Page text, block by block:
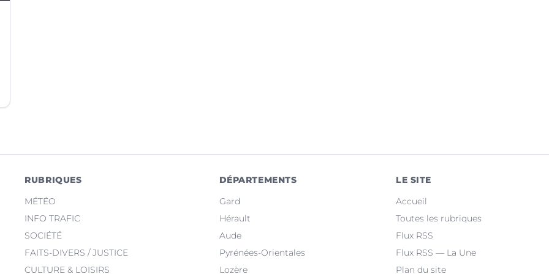
RUBRIQUES
MÉTÉO
INFO TRAFIC
SOCIÉTÉ
FAITS-DIVERS / JUSTICE
CULTURE & LOISIRS
DÉPARTEMENTS
Gard
Hérault
Aude
Pyrénées-Orientales
Lozère
LE SITE
Accueil
Toutes les rubriques
Flux RSS
Flux RSS — La Une
Plan du site